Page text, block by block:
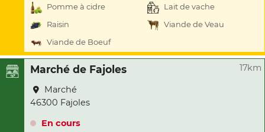
Pomme à cidre
Lait de vache
Raisin
Viande de Veau
Viande de Boeuf
Marché de Fajoles 17km
Marché
46300 Fajoles
En cours